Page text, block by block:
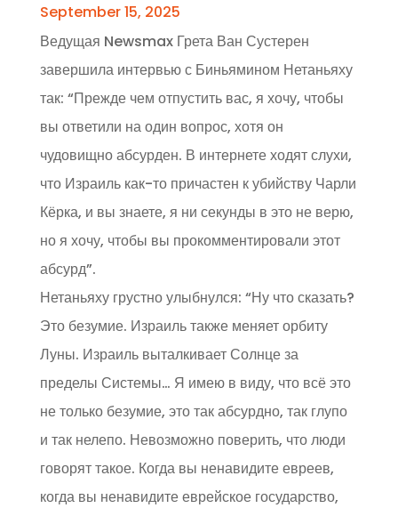
September 15, 2025
Ведущая Newsmax Грета Ван Сустерен
завершила интервью с Биньямином Нетаньяху
так: “Прежде чем отпустить вас, я хочу, чтобы
вы ответили на один вопрос, хотя он
чудовищно абсурден. В интернете ходят слухи,
что Израиль как-то причастен к убийству Чарли
Кёрка, и вы знаете, я ни секунды в это не верю,
но я хочу, чтобы вы прокомментировали этот
абсурд”.
Нетаньяху грустно улыбнулся: “Ну что сказать?
Это безумие. Израиль также меняет орбиту
Луны. Израиль выталкивает Солнце за
пределы Системы… Я имею в виду, что всё это
не только безумие, это так абсурдно, так глупо
и так нелепо. Невозможно поверить, что люди
говорят такое. Когда вы ненавидите евреев,
когда вы ненавидите еврейское государство,